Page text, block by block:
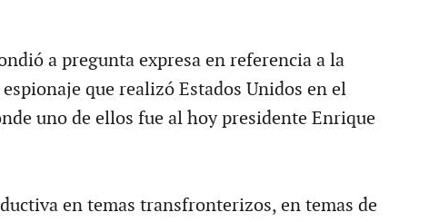
a pregunta expresa en referencia a la
que realizó Estados Unidos en el
uno de ellos fue al hoy presidente Enrique
en temas transfronterizos, en temas de